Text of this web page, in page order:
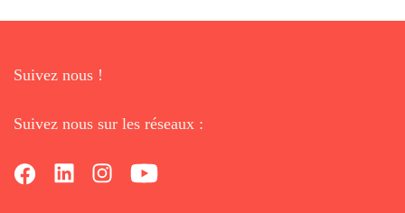
Suivez nous !
Suivez nous sur les réseaux :